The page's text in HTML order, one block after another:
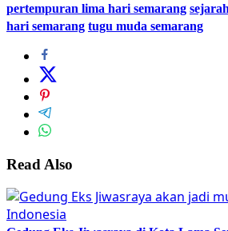
pertempuran lima hari semarang
hari semarang tugu muda semarang
Read Also